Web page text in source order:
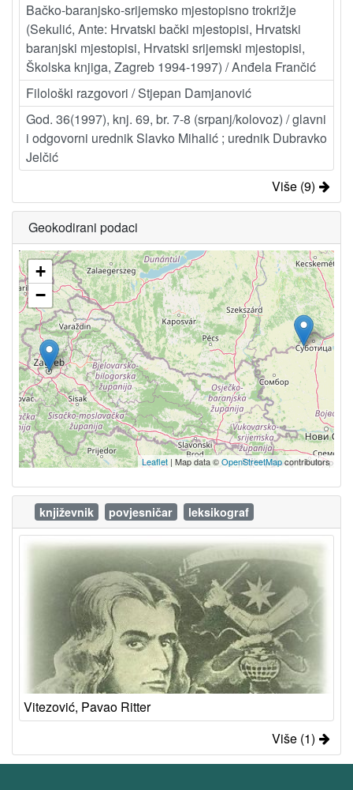
Bačko-baranjsko-srijemsko mjestopisno trokrižje
(Sekulić, Ante: Hrvatski bački mjestopisi, Hrvatski
baranjski mjestopisi, Hrvatski srijemski mjestopisi,
Školska knjiga, Zagreb 1994-1997) / Anđela Frančić
Filološki razgovori / Stjepan Damjanović
God. 36(1997), knj. 69, br. 7-8 (srpanj/kolovoz) / glavni
i odgovorni urednik Slavko Mihalić ; urednik Dubravko
Jelčić
Više (9)
Geokodirani podaci
+
−
Leaflet | Map data ©OpenStreetMapcontributors
književnik povjesničar leksikograf
Vitezović, Pavao Ritter
Više (1)